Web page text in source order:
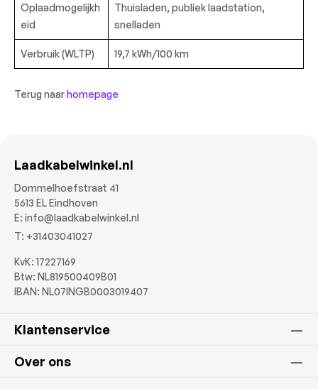
Oplaadmogelijkh
eid
Thuisladen, publiek laadstation,
snelladen
Verbruik (WLTP) 19,7 kWh/100 km
Terug naarhomepage
Laadkabelwinkel.nl
Dommelhoefstraat 41
5613 EL Eindhoven
E: info@laadkabelwinkel.nl
T: +31403041027
KvK: 17227169
Btw: NL819500409B01
IBAN: NL07INGB0003019407
Klantenservice
Over ons